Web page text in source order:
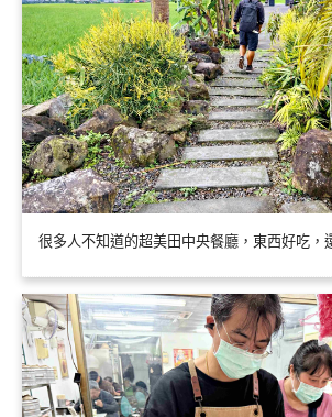
很多人不知道的超美田中央餐廳，東西好吃，